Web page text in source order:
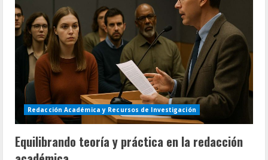
a
la
información
Redacción Académica y Recursos de Investigación
Equilibrando teoría y práctica en la redacción